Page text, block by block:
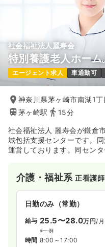
月給40万円
気になる
日勤のみ（パート）
給与 時給1,550円〜
時間 8:00～16:30（休憩
日祝休み
オンコールあり
気になる
社会福祉法人麗寿会
特別養護老人ホー
エージェント求人 車通勤可
神奈川県茅ヶ崎市南湖1
茅ヶ崎駅
15分
社会福祉法人 麗寿会が鎌倉
域包括支援センターです。
運営しております。同セン
ー3つの専門職を配置され
制を整われています。また
ります特別養護老人ホーム
す。同じ「ふれあいの泉」
福祉とケアに貢献されてお
介護・福祉系正看護師
日勤のみ（常勤）
給与 25.5〜28.0万円/月
※一例
時間 8:00～17:00